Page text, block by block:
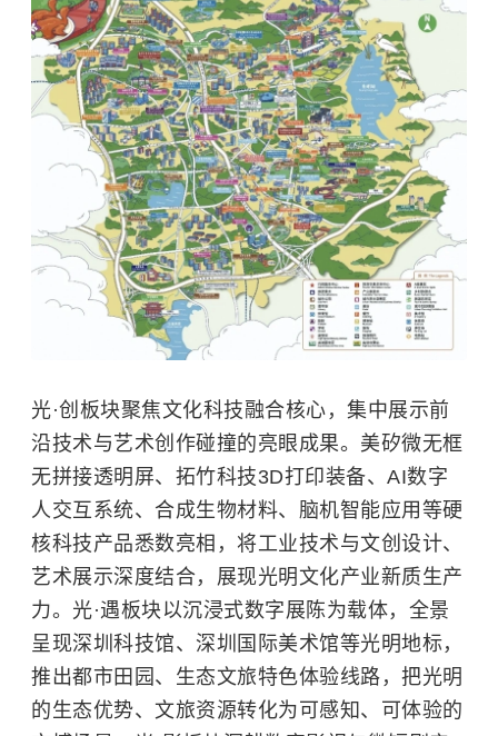
光·创板块聚焦文化科技融合核心，集中展示前
沿技术与艺术创作碰撞的亮眼成果。美矽微无框
无拼接透明屏、拓竹科技3D打印装备、AI数字
人交互系统、合成生物材料、脑机智能应用等硬
核科技产品悉数亮相，将工业技术与文创设计、
艺术展示深度结合，展现光明文化产业新质生产
力。光·遇板块以沉浸式数字展陈为载体，全景
呈现深圳科技馆、深圳国际美术馆等光明地标，
推出都市田园、生态文旅特色体验线路，把光明
的生态优势、文旅资源转化为可感知、可体验的